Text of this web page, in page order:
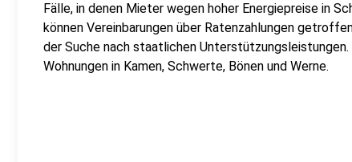
Fälle, in denen Mieter wegen hoher Energiepreise in
können Vereinbarungen über Ratenzahlungen
der Suche nach staatlichen
Wohnungen in Kamen, Schwerte, Bönen und Werne.